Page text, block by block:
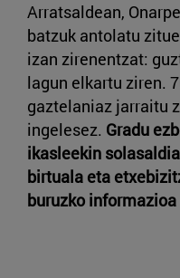
Arratsaldean,
batzuk antolatu
izan zirenentzat:
lagun elkartu ziren.
gaztelaniaz jarraitu
ingelesez. Gradu
ikasleekin
birtuala eta
buruzko